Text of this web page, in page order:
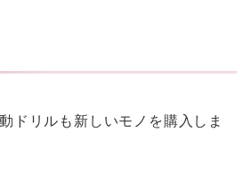
ドリルも新しいモノを購入しま